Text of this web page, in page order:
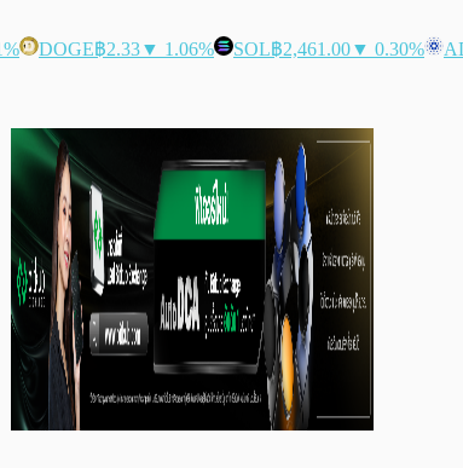
DOGE฿2.33▼ 1.06% SOL฿2,461.00▼ 0.30%